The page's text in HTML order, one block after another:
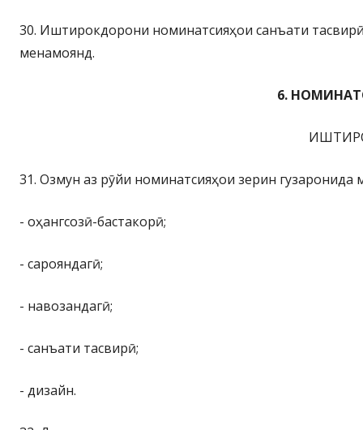
30. Иштирокдорони номинатсияҳои санъати
менамоянд.
6.
31. Озмун аз рӯйи номинатсияҳои зерин гузаронида
- оҳангсозӣ-бастакорӣ;
- сарояндагӣ;
- навозандагӣ;
- санъати тасвирӣ;
- дизайн.